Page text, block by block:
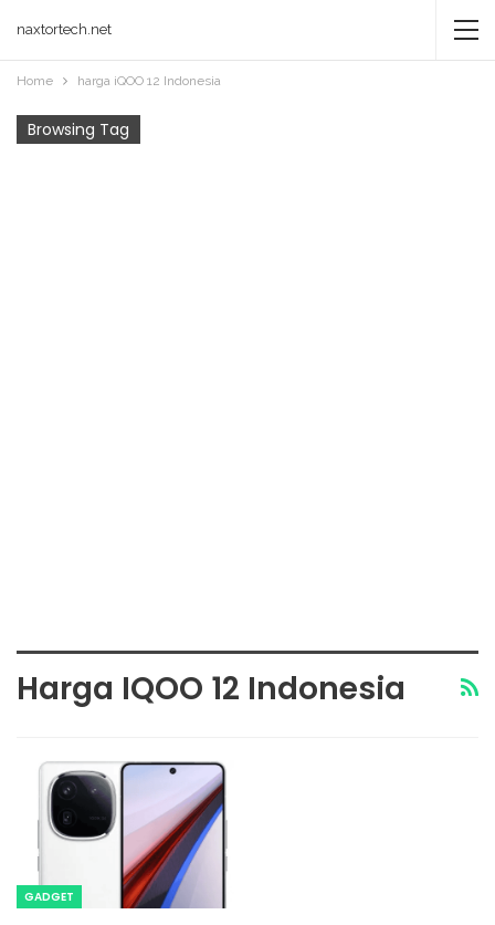
naxtortech.net
Home harga iQOO 12 Indonesia
Browsing Tag
Harga IQOO 12 Indonesia
GADGET